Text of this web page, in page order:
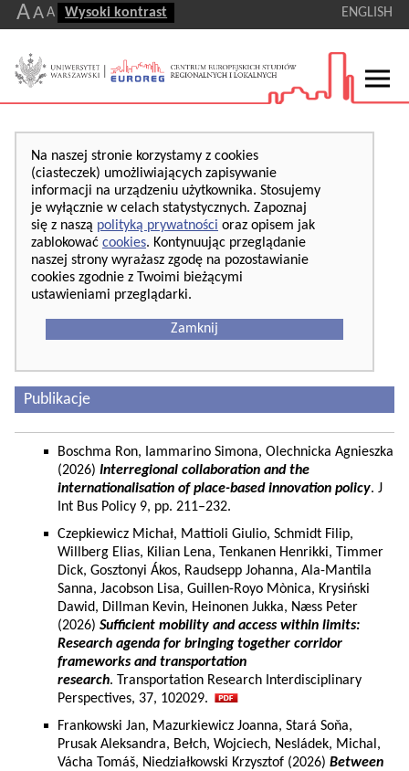
AA A Wysoki kontrast ENGLISH
Na naszej stronie korzystamy z cookies
(ciasteczek) umożliwiających zapisywanie
informacji na urządzeniu użytkownika. Stosujemy
je wyłącznie w celach statystycznych. Zapoznaj
się z naszą polityką prywatności oraz opisem jak
zablokować cookies. Kontynuując przeglądanie
naszej strony wyrażasz zgodę na pozostawianie
cookies zgodnie z Twoimi bieżącymi
ustawieniami przeglądarki.
Zamknij
Publikacje
Boschma Ron, Iammarino Simona, Olechnicka Agnieszka
(2026) Interregional collaboration and the
internationalisation of place-based innovation policy. J
Int Bus Policy 9, pp. 211–232.
Czepkiewicz Michał, Mattioli Giulio, Schmidt Filip,
Willberg Elias, Kilian Lena, Tenkanen Henrikki, Timmer
Dick, Gosztonyi Ákos, Raudsepp Johanna, Ala-Mantila
Sanna, Jacobson Lisa, Guillen-Royo Mònica, Krysiński
Dawid, Dillman Kevin, Heinonen Jukka, Næss Peter
(2026) Sufficient mobility and access within limits:
Research agenda for bringing together corridor
frameworks and transportation
research. Transportation Research Interdisciplinary
Perspectives, 37, 102029.
Frankowski Jan, Mazurkiewicz Joanna, Stará Soňa,
Prusak Aleksandra, Bełch, Wojciech, Nesládek, Michal,
Vácha Tomáš, Niedziałkowski Krzysztof (2026) Between